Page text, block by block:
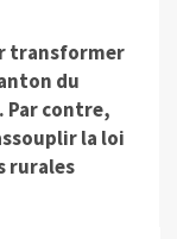
transformer
du
Par contre,
la loi
rurales